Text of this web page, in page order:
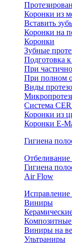
Коронки из
Вставить
Коронки на
Коронки
Зубные
Подготовка
При
При полном
Виды
Система
Коронки из
Коронки E-
Гигиена
Отбеливание
Гигиена
Air Flow
Виниры
Виниры на
Ультраниры